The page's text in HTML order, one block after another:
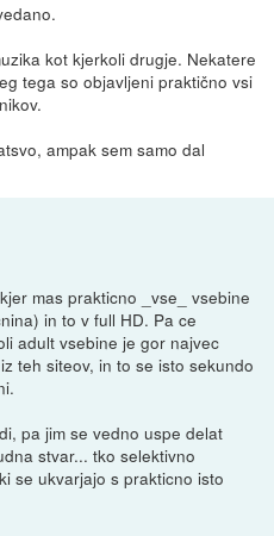
kot kjerkoli drugje. Nekatere
tega so objavljeni praktično vsi
ampak sem samo dal
mas prakticno _vse_ vsebine
in to v full HD. Pa ce
adult vsebine je gor najvec
teh siteov, in to se isto sekundo
pa jim se vedno uspe delat
stvar... tko selektivno
se ukvarjajo s prakticno isto